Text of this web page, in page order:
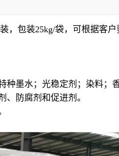
包装25kg/袋，可根据客
墨水；光稳定剂；染料；香
防腐剂和促进剂。